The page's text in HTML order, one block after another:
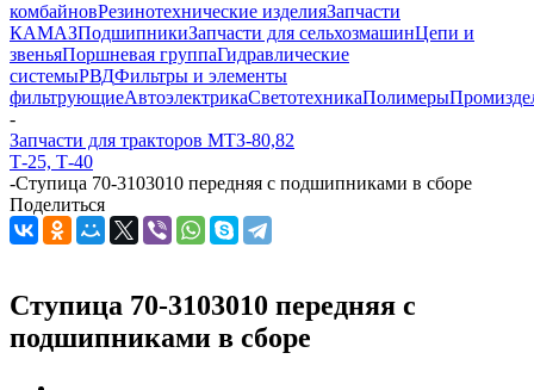
комбайновРезинотехнические изделияЗапчасти
КАМАЗПодшипникиЗапчасти для сельхозмашинЦепи и
звеньяПоршневая группаГидравлические
системыРВДФильтры и элементы
фильтрующиеАвтоэлектрикаСветотехникаПолимеры
-
Запчасти для тракторов МТЗ-80,82
Т-25, Т-40
-Ступица 70-3103010 передняя с подшипниками в сборе
Поделиться
Ступица 70-3103010 передняя с
подшипниками в сборе